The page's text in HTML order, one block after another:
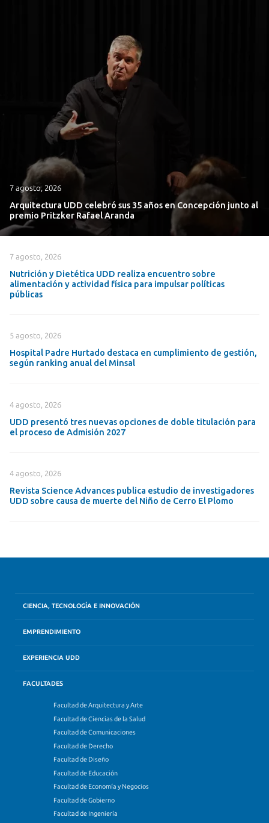
7 agosto, 2026
Arquitectura UDD celebró sus 35 años en Concepción junto al
premio Pritzker Rafael Aranda
7 agosto, 2026
Nutrición y Dietética UDD realiza encuentro sobre
alimentación y actividad física para impulsar políticas
públicas
5 agosto, 2026
Hospital Padre Hurtado destaca en cumplimiento de gestión,
según ranking anual del Minsal
4 agosto, 2026
UDD presentó tres nuevas opciones de doble titulación para
el proceso de Admisión 2027
4 agosto, 2026
Revista Science Advances publica estudio de investigadores
UDD sobre causa de muerte del Niño de Cerro El Plomo
CIENCIA, TECNOLOGÍA E INNOVACIÓN
EMPRENDIMIENTO
EXPERIENCIA UDD
FACULTADES
Facultad de Arquitectura y Arte
Facultad de Ciencias de la Salud
Facultad de Comunicaciones
Facultad de Derecho
Facultad de Diseño
Facultad de Educación
Facultad de Economía y Negocios
Facultad de Gobierno
Facultad de Ingeniería